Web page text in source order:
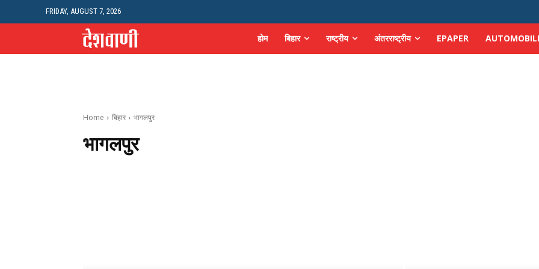
FRIDAY, AUGUST 7, 2026
होम बिहार राष्ट्रीय अंतरराष्ट्रीय EPAPER
Home बिहार भागलपुर
भागलपुर